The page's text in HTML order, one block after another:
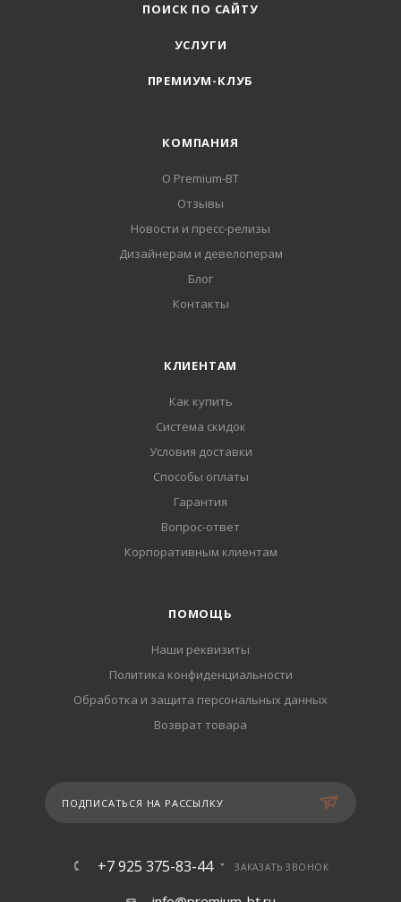
ПОИСК ПО САЙТУ
УСЛУГИ
ПРЕМИУМ-КЛУБ
КОМПАНИЯ
О Premium-BT
Отзывы
Новости и пресс-релизы
Дизайнерам и девелоперам
Блог
Контакты
КЛИЕНТАМ
Как купить
Система скидок
Условия доставки
Способы оплаты
Гарантия
Вопрос-ответ
Корпоративным клиентам
ПОМОЩЬ
Наши реквизиты
Политика конфиденциальности
Обработка и защита персональных данных
Возврат товара
ПОДПИСАТЬСЯ НА РАССЫЛКУ
+7 925 375-83-44 ЗАКАЗАТЬ ЗВОНОК